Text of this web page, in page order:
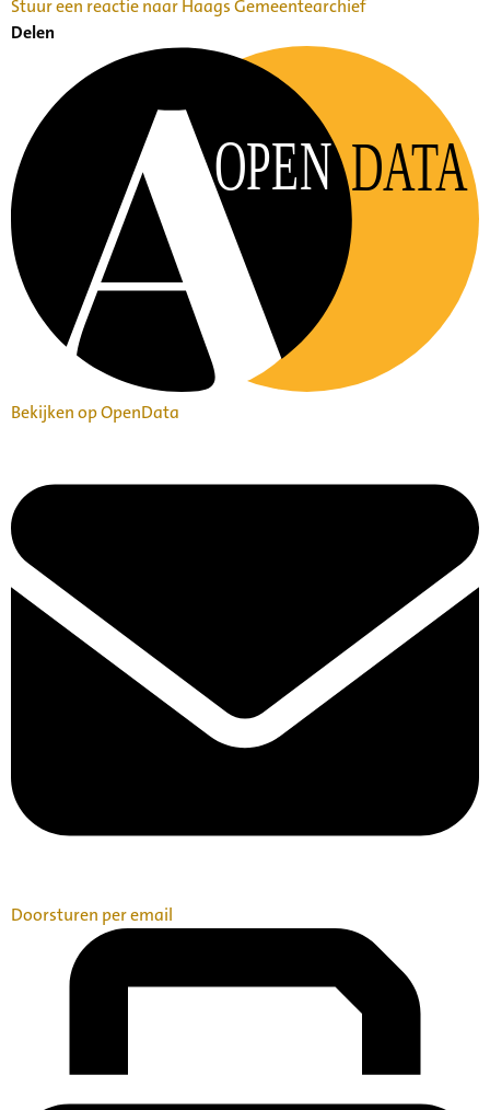
Stuur een reactie naar Haags Gemeentearchief
Delen
OPEN DATA
Bekijken op OpenData
Doorsturen per email